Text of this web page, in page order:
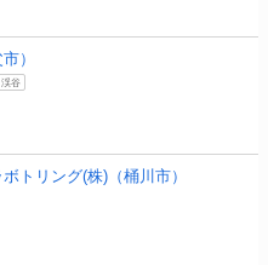
）
渓谷
トリング(株)（桶川市）